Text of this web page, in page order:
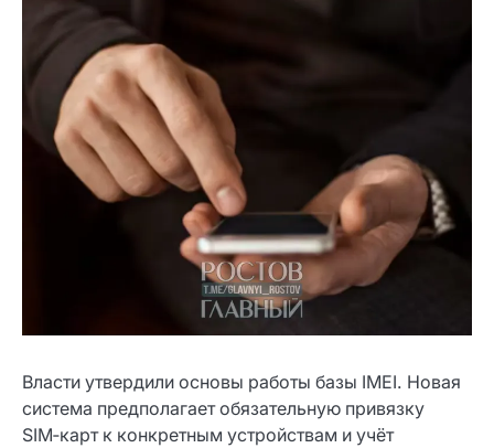
Власти утвердили основы работы базы IMEI. Новая
система предполагает обязательную привязку
SIM‑карт к конкретным устройствам и учёт